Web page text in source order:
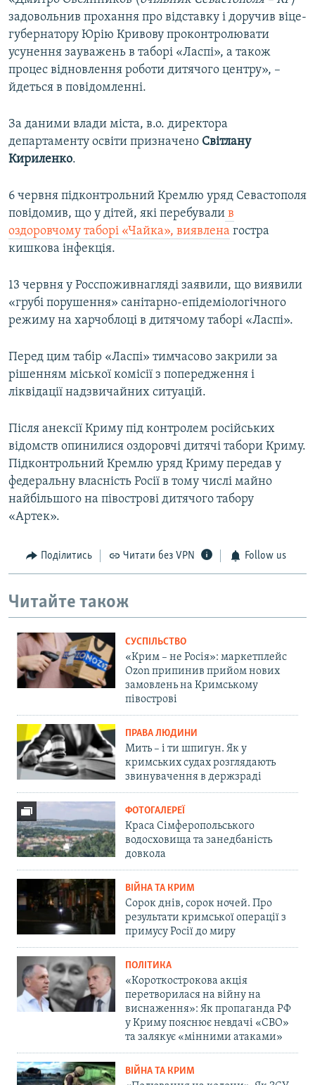
задовольнив прохання про відставку і доручив віце-
губернатору Юрію Кривову проконтролювати
усунення зауважень в таборі «Ласпі», а також
процес відновлення роботи дитячого центру», –
йдеться в повідомленні.
За даними влади міста, в.о. директора
департаменту освіти призначено Світлану
Кириленко.
6 червня підконтрольний Кремлю уряд Севастополя
повідомив, що у дітей, які перебували в
оздоровчому таборі «Чайка», виявлена гостра
кишкова інфекція.
13 червня у Росспоживнагляді заявили, що виявили
«грубі порушення» санітарно-епідеміологічного
режиму на харчоблоці в дитячому таборі «Ласпі».
Перед цим табір «Ласпі» тимчасово закрили за
рішенням міської комісії з попередження і
ліквідації надзвичайних ситуацій.
Після анексії Криму під контролем російських
відомств опинилися оздоровчі дитячі табори Криму.
Підконтрольний Кремлю уряд Криму передав у
федеральну власність Росії в тому числі майно
найбільшого на півострові дитячого табору
«Артек».
Поділитись Читати без VPN Follow us
Читайте також
СУСПІЛЬСТВО
«Крим – не Росія»: маркетплейс
Ozon припинив прийом нових
замовлень на Кримському
півострові
ПРАВА ЛЮДИНИ
Мить – і ти шпигун. Як у
кримських судах розглядають
звинувачення в держзраді
ФОТОГАЛЕРЕЇ
Краса Сімферопольського
водосховища та занедбаність
довкола
ВІЙНА ТА КРИМ
Сорок днів, сорок ночей. Про
результати кримської операції з
примусу Росії до миру
ПОЛІТИКА
«Короткострокова акція
перетворилася на війну на
виснаження»: Як пропаганда РФ
у Криму пояснює невдачі «СВО»
та залякує «мінними атаками»
ВІЙНА ТА КРИМ